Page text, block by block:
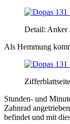
Detail: Anker
Als Hemmung
Stunden- und
Zahnrad
befindet und mit